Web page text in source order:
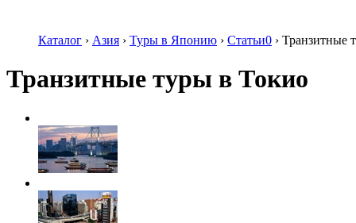
Каталог › Азия › Туры в Японию › Статьи0 › Транзитные
Транзитные туры в Токио